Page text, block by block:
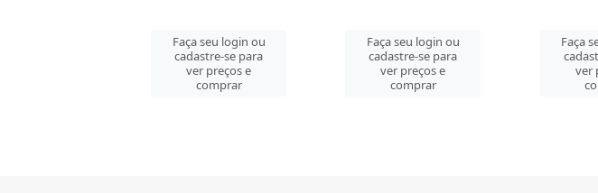
Faça seu login ou
cadastre-se para
ver preços e
comprar
Faça seu login ou
cadastre-se para
ver preços e
comprar
Faça
ver